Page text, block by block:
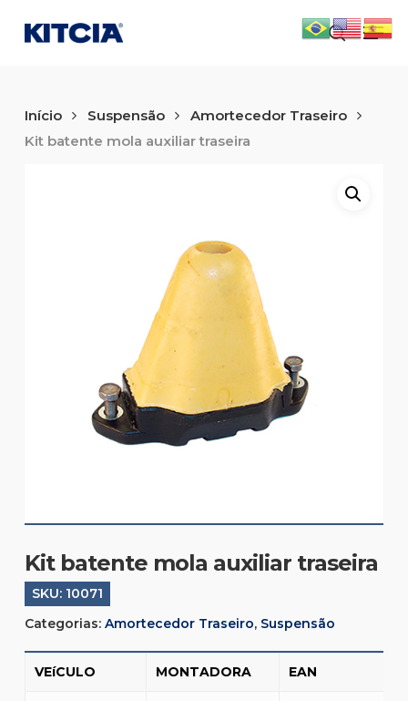
main
search
Início Suspensão
Amortecedor Traseiro
Kit batente mola auxiliar traseira
Kit batente mola auxiliar traseira
SKU: 10071
Categorias: Amortecedor Traseiro, Suspensão
VEíCULO MONTADORA EAN